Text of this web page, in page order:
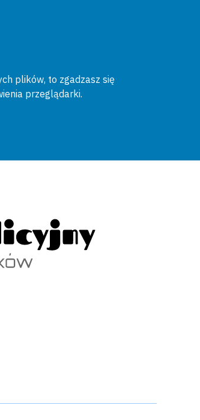
plików, to zgadzasz się
przeglądarki.